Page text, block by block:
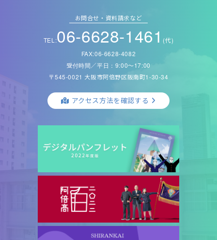
お問合せ・資料請求など
TEL:06-6628-1461 (代)
FAX:06-6628-4082
受付時間／平日：9:00〜17:00
〒545-0021 大阪市阿倍野区阪南町1-30-34
アクセス方法を確認する